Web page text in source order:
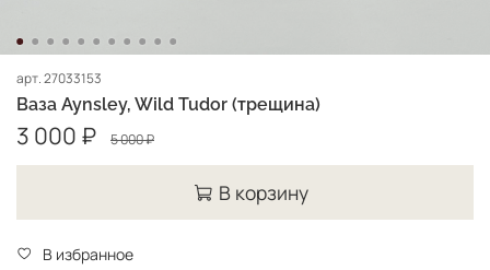
арт.27033153
Ваза Aynsley, Wild Tudor (трещина)
3 000 ₽ 5 000 ₽
В корзину
В избранное